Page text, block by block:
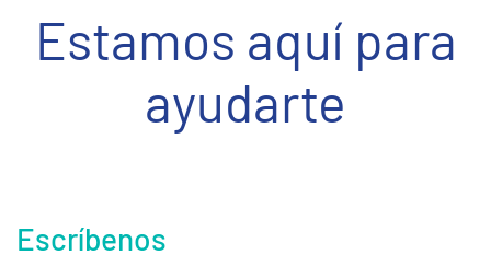
Estamos aquí para
ayudarte
Escríbenos